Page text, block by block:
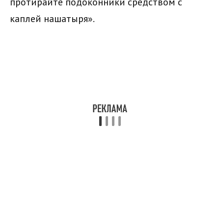
каплей нашатыря».